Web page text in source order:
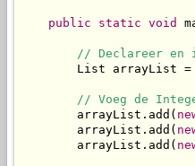
public static void
// Declareer en
        List arrayList =
// Voeg de
        arrayList.add(
        arrayList.add(
        arrayList.add(